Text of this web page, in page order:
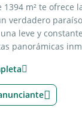
1394 m² te ofrece
verdadero
leve y
panorámicas
quienes buscan
de la